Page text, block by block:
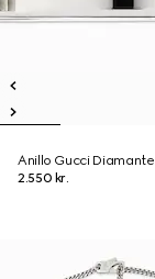
Anillo Gucci Diamante
2.550 kr.